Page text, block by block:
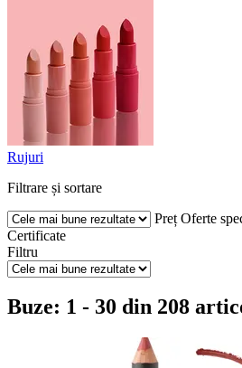
Rujuri
Filtrare și sortare
Preț Oferte
Certificate
Filtru
Buze: 1 - 30 din 208